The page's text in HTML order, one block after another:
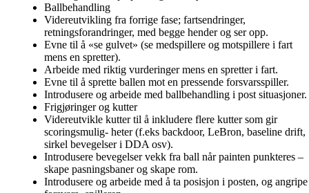
Ballbehandling
Videreutvikling fra forrige fase; fartsendringer,
retningsforandringer, med begge hender og ser opp.
Evne til å «se gulvet» (se medspillere og motspillere i fart
mens en spretter).
Arbeide med riktig vurderinger mens en spretter i fart.
Evne til å sprette ballen mot en pressende forsvarsspiller.
Introdusere og arbeide med ballbehandling i post situasjoner.
Frigjøringer og kutter
Videreutvikle kutter til å inkludere flere kutter som gir
scoringsmulig- heter (f.eks backdoor, LeBron, baseline drift,
sirkel bevegelser i DDA osv).
Introdusere bevegelser vekk fra ball når painten punkteres –
skape pasningsbaner og skape rom.
Introdusere og arbeide med å ta posisjon i posten, og angripe